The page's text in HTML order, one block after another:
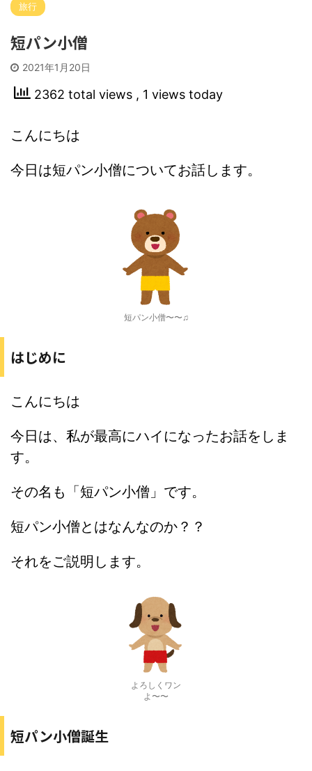
旅行
短パン小僧
2021年1月20日
2362 total views , 1 views today
こんにちは
今日は短パン小僧についてお話します。
短パン小僧〜〜♫
はじめに
こんにちは
今日は、私が最高にハイになったお話をしま
す。
その名も「短パン小僧」です。
短パン小僧とはなんなのか？？
それをご説明します。
よろしくワン
よ〜〜
短パン小僧誕生